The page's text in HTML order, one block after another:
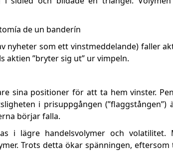
nyheter som ett vinstmeddelande) faller
aktien ”bryter sig ut” ur vimpeln.
sina positioner för att ta hem vinster.
i prisuppgången
börjar falla.
i lägre handelsvolymer och volatilitet.
Trots detta ökar spänningen,